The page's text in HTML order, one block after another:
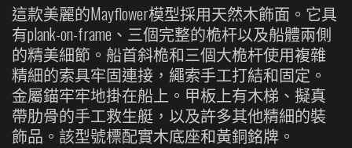
這款美麗的Mayflower模型採用天然木飾面。它具
有plank-on-frame、三個完整的桅杆以及船體兩側
的精美細節。船首斜桅和三個大桅杆使用複雜
精細的索具牢固連接，繩索手工打結和固定。
金屬錨牢牢地掛在船上。甲板上有木梯、擬真
帶肋骨的手工救生艇，以及許多其他精細的裝
飾品。該型號標配實木底座和黃銅銘牌。